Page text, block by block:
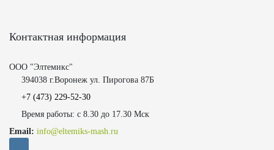
Контактная информация
ООО "Элтемикс"
394038 г.Воронеж ул. Пирогова 87Б
+7 (473) 229-52-30
Время работы: с 8.30 до 17.30 Мск
Email: info@eltemiks-mash.ru